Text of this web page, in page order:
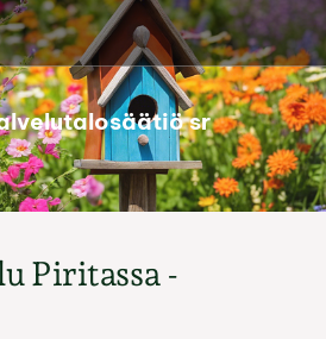
sr
Piritassa -